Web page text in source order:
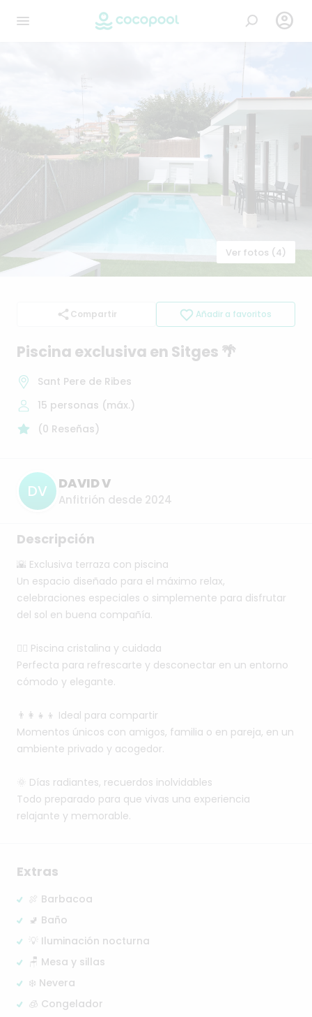

Ver fotos (4)
Compartir Añadir a favoritos
Piscina exclusiva en Sitges 🌴
Sant Pere de Ribes
15 personas (máx.)
(0 Reseñas)
DV DAVID V
Anfitrión desde 2024
Descripción
🌇 Exclusiva terraza con piscina
Un espacio diseñado para el máximo relax,
celebraciones especiales o simplemente para disfrutar
del sol en buena compañía.
🏊‍♀️ Piscina cristalina y cuidada
Perfecta para refrescarte y desconectar en un entorno
cómodo y elegante.
👨‍👩‍👧‍👦 Ideal para compartir
Momentos únicos con amigos, familia o en pareja, en un
ambiente privado y acogedor.
🌞 Días radiantes, recuerdos inolvidables
Todo preparado para que vivas una experiencia
relajante y memorable.
Extras
🍖 Barbacoa
🚽 Baño
💡 Iluminación nocturna
🪑 Mesa y sillas
❄️ Nevera
🧊 Congelador